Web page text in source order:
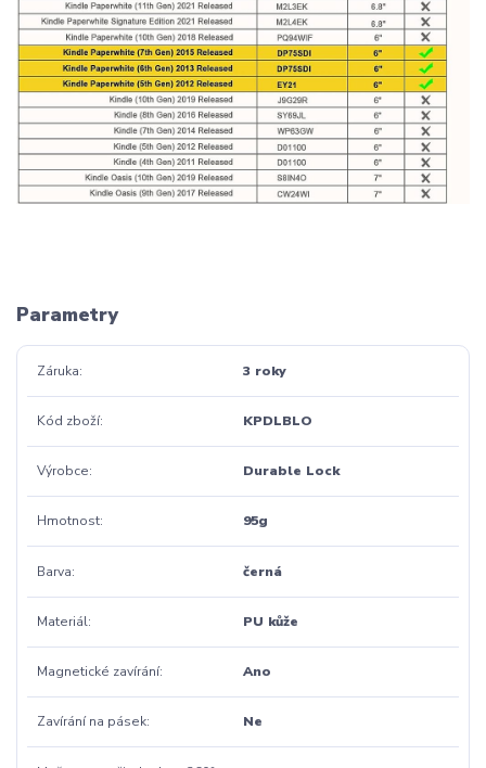
Parametry
Záruka 3 roky
Kód zboží KPDLBLO
Výrobce Durable Lock
Hmotnost 95g
Barva černá
Materiál PU kůže
Magnetické zavírání Ano
Zavírání na pásek Ne